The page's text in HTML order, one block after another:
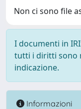
Non ci sono file
I documenti in
tutti i diritti sono
indicazione.
Informazioni